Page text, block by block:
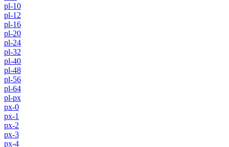
pl-10
pl-12
pl-16
pl-20
pl-24
pl-32
pl-40
pl-48
pl-56
pl-64
pl-px
px-0
px-1
px-2
px-3
px-4